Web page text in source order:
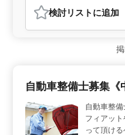
おすすめポイント
＜経験を活かせるやりが
し、定期点検整備からト
に経験を活かして働き
めなので、働きやすい環
利厚生が整っています。
検討リスト に追加
自動車整備士募集《
フィアッ
って頂け